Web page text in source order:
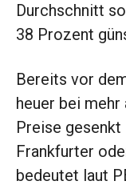
Durchschnitt
38 Prozent
Bereits vor
heuer bei
Preise gesenkt
Frankfurter
bedeutet laut